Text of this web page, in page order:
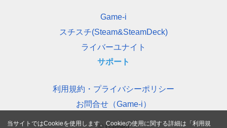
Game-i
スチスチ(Steam&SteamDeck)
ライバーユナイト
サポート
利用規約・プライバシーポリシー
お問合せ（Game-i）
当サイトではCookieを使用します。Cookieの使用に関する詳細は「利用規